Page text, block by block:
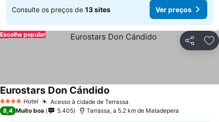
Consulte os preços de 13 sites Ver preços
Partilhar
Escolha popular
4 EstrelasHotel Acesso à cidade de Terrassa
Eurostars Don Cándido
8,4 Muito boa 5.405 Tarrassa, a 5.2 km de Matadepera